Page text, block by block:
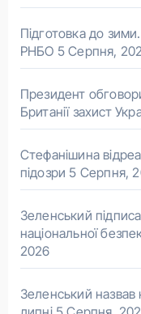
Підготовка до
РНБО 5 Серпня,
Президент
Британії захист
Стефанішина
підозри 5 Серпня,
Зеленський
національної
2026
Зеленський назвав